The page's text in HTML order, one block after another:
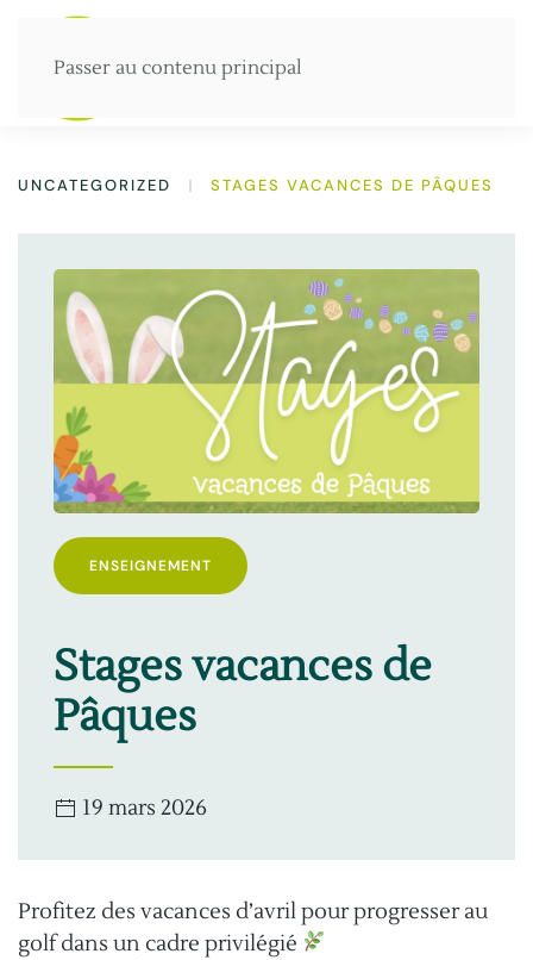
Passer au contenu principal
UNCATEGORIZED STAGES VACANCES DE PÂQUES
ENSEIGNEMENT
Stages vacances de
Pâques
19 mars 2026
Profitez des vacances d’avril pour progresser au
golf dans un cadre privilégié